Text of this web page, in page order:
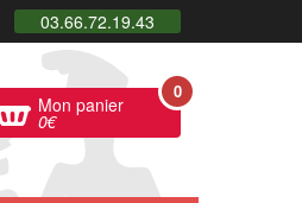
03.66.72.19.43
Mon panier
0€
0